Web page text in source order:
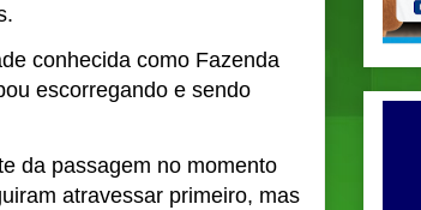
conhecida como Fazenda
escorregando e sendo
da passagem no momento
atravessar primeiro, mas